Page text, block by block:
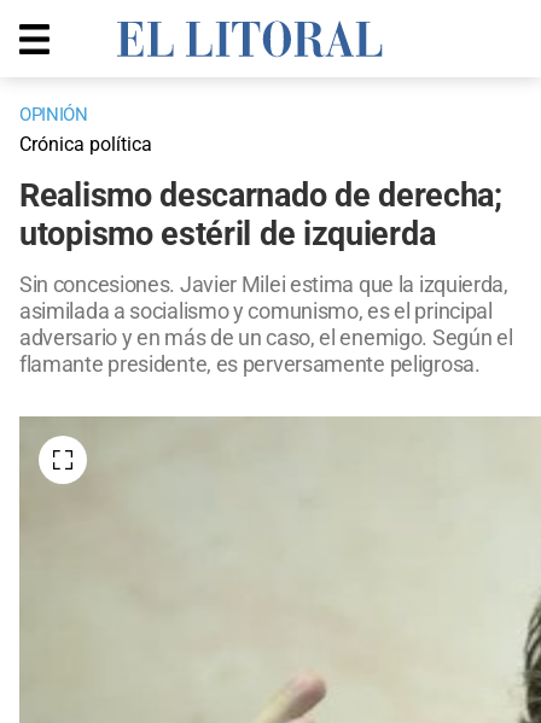
OPINIÓN
Crónica política
Realismo descarnado de derecha;
utopismo estéril de izquierda
Sin concesiones. Javier Milei estima que la izquierda,
asimilada a socialismo y comunismo, es el principal
adversario y en más de un caso, el enemigo. Según el
flamante presidente, es perversamente peligrosa.